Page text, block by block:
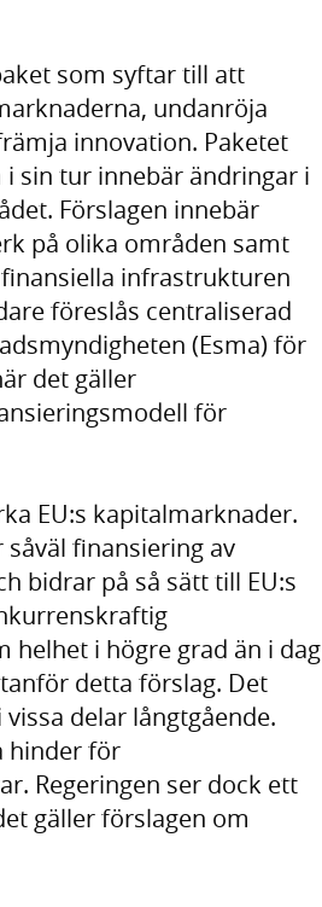
som syftar till att
undanröja
innovation. Paketet
sin tur innebär ändringar i
Förslagen innebär
på olika områden samt
infrastrukturen
föreslås centraliserad
(Esma) för
det gäller
för
EU:s kapitalmarknader.
finansiering av
bidrar på så sätt till EU:s
helhet i högre grad än i dag
detta förslag. Det
delar långtgående.
hinder för
Regeringen ser dock ett
gäller förslagen om